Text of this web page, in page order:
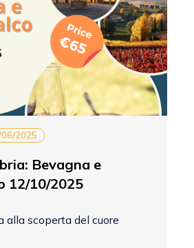
2025
Bevagna e
12/10/2025
alla scoperta del cuore